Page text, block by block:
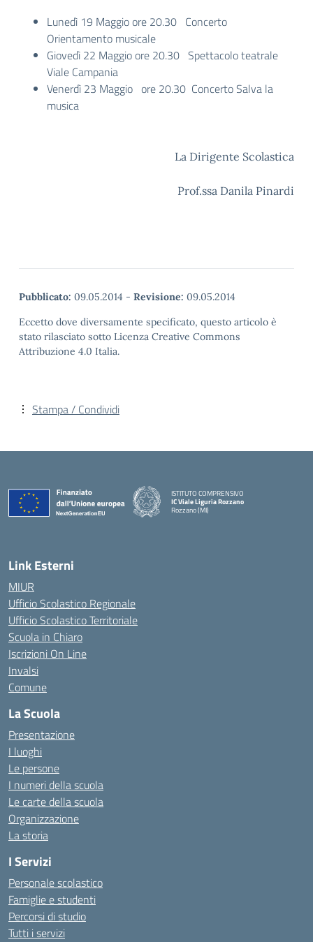
Lunedì 19 Maggio ore 20.30 Concerto
Orientamento musicale
Giovedì 22 Maggio ore 20.30 Spettacolo teatrale
Viale Campania
Venerdì 23 Maggio ore 20.30 Concerto Salva la
musica
La Dirigente Scolastica
Prof.ssa Danila Pinardi
Pubblicato: 09.05.2014 - Revisione: 09.05.2014
Eccetto dove diversamente specificato, questo articolo è
stato rilasciato sotto Licenza Creative Commons
Attribuzione 4.0 Italia.
Stampa / Condividi
ISTITUTO COMPRENSIVO
IC Viale Liguria Rozzano
Rozzano (MI)
Link Esterni
MIUR
Ufficio Scolastico Regionale
Ufficio Scolastico Territoriale
Scuola in Chiaro
Iscrizioni On Line
Invalsi
Comune
La Scuola
Presentazione
I luoghi
Le persone
I numeri della scuola
Le carte della scuola
Organizzazione
La storia
I Servizi
Personale scolastico
Famiglie e studenti
Percorsi di studio
Tutti i servizi